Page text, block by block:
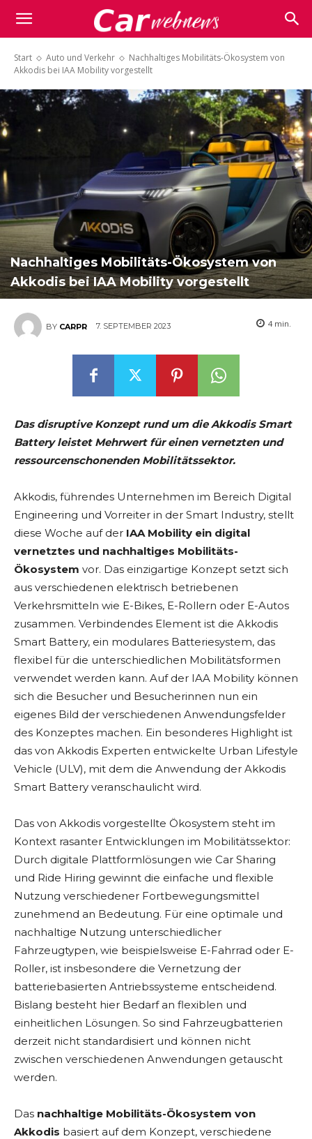
Carwebnews.com
Start Auto und Verkehr
Nachhaltiges Mobilitäts-Ökosystem von
Akkodis bei IAA Mobility vorgestellt
Nachhaltiges Mobilitäts-Ökosystem von
Akkodis bei IAA Mobility vorgestellt
BY CARPR 7. SEPTEMBER 2023 4 min.
Das disruptive Konzept rund um die Akkodis Smart
Battery leistet Mehrwert für einen vernetzten und
ressourcenschonenden Mobilitätssektor.
Akkodis, führendes Unternehmen im Bereich Digital
Engineering und Vorreiter in der Smart Industry, stellt
diese Woche auf der IAA Mobility ein digital
vernetztes und nachhaltiges Mobilitäts-
Ökosystem vor. Das einzigartige Konzept setzt sich
aus verschiedenen elektrisch betriebenen
Verkehrsmitteln wie E-Bikes, E-Rollern oder E-Autos
zusammen. Verbindendes Element ist die Akkodis
Smart Battery, ein modulares Batteriesystem, das
flexibel für die unterschiedlichen Mobilitätsformen
verwendet werden kann. Auf der IAA Mobility können
sich die Besucher und Besucherinnen nun ein
eigenes Bild der verschiedenen Anwendungsfelder
des Konzeptes machen. Ein besonderes Highlight ist
das von Akkodis Experten entwickelte Urban Lifestyle
Vehicle (ULV), mit dem die Anwendung der Akkodis
Smart Battery veranschaulicht wird.
Das von Akkodis vorgestellte Ökosystem steht im
Kontext rasanter Entwicklungen im Mobilitätssektor:
Durch digitale Plattformlösungen wie Car Sharing
und Ride Hiring gewinnt die einfache und flexible
Nutzung verschiedener Fortbewegungsmittel
zunehmend an Bedeutung. Für eine optimale und
nachhaltige Nutzung unterschiedlicher
Fahrzeugtypen, wie beispielsweise E-Fahrrad oder E-
Roller, ist insbesondere die Vernetzung der
batteriebasierten Antriebssysteme entscheidend.
Bislang besteht hier Bedarf an flexiblen und
einheitlichen Lösungen. So sind Fahrzeugbatterien
derzeit nicht standardisiert und können nicht
zwischen verschiedenen Anwendungen getauscht
werden.
Das nachhaltige Mobilitäts-Ökosystem von
Akkodis basiert auf dem Konzept, verschiedene